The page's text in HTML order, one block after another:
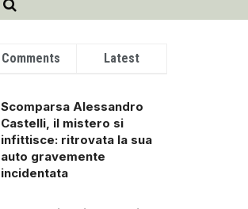
Comments Latest
Scomparsa Alessandro
Castelli, il mistero si
infittisce: ritrovata la sua
auto gravemente
incidentata